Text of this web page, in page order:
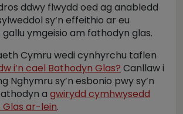
ddwy flwydd oed ag anabledd
sy’n effeithio ar eu
ymgeisio am fathodyn glas.
Cymru wedi cynhyrchu taflen
i’n cael Bathodyn Glas? Canllaw i
Nghymru sy’n esbonio pwy sy’n
a gwirydd cymhwysedd
ar-lein.